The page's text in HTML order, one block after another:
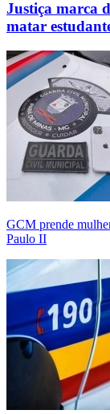
Justiça marca
matar
GCM prende
Paulo II